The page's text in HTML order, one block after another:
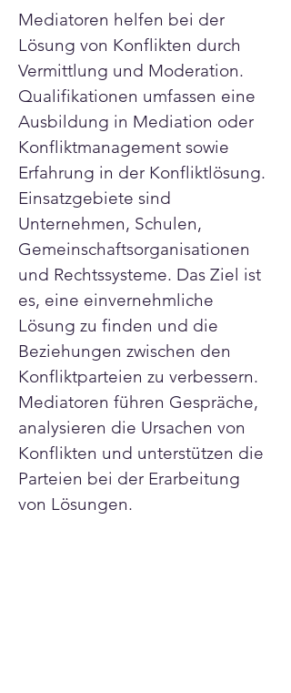
Mediatoren helfen bei der
Lösung von Konflikten durch
Vermittlung und Moderation.
Qualifikationen umfassen eine
Ausbildung in Mediation oder
Konfliktmanagement sowie
Erfahrung in der Konfliktlösung.
Einsatzgebiete sind
Unternehmen, Schulen,
Gemeinschaftsorganisationen
und Rechtssysteme. Das Ziel ist
es, eine einvernehmliche
Lösung zu finden und die
Beziehungen zwischen den
Konfliktparteien zu verbessern.
Mediatoren führen Gespräche,
analysieren die Ursachen von
Konflikten und unterstützen die
Parteien bei der Erarbeitung
von Lösungen.